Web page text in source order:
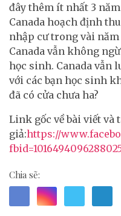
đây thêm ít nhất 3
Canada hoạch định
nhập cư trong vài
Canada vẫn không
học sinh. Canada vẫn
với các bạn học sinh
đã có cửa chưa ha?
Link gốc về bài viết và
giả:https://
Chia sẽ: